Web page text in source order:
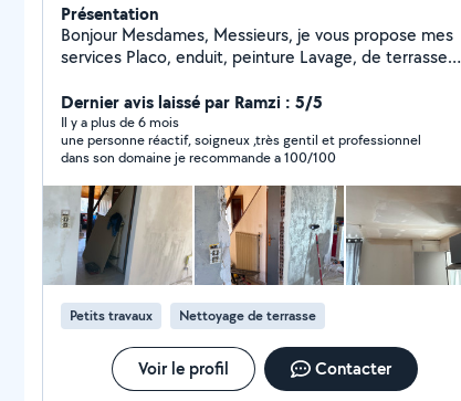
Présentation
Bonjour Mesdames, Messieurs, je vous propose mes
services Placo, enduit, peinture Lavage, de terrasse
hésitez pas à m'envoyer un message ou un mail je
répondrai dans les plus brefs délais En vous souhaitant
à tous une bonne journée ! Cordialement, Monsieur Da
Silva.
Dernier avis laissé par Ramzi : 5/5
Il y a plus de 6 mois
une personne réactif, soigneux ,très gentil et professionnel
dans son domaine je recommande a 100/100
Petits travaux Nettoyage de terrasse
Voir le profil Contacter